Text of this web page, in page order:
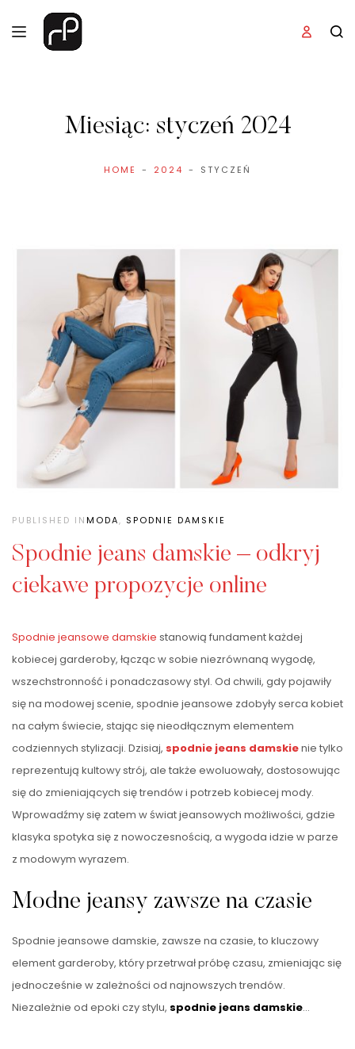
Miesiąc: styczeń 2024
HOME 2024 STYCZEŃ
PUBLISHED INMODA, SPODNIE DAMSKIE
Spodnie jeans damskie – odkryj
ciekawe propozycje online
Spodnie jeansowe damskie stanowią fundament każdej
kobiecej garderoby, łącząc w sobie niezrównaną wygodę,
wszechstronność i ponadczasowy styl. Od chwili, gdy pojawiły
się na modowej scenie, spodnie jeansowe zdobyły serca kobiet
na całym świecie, stając się nieodłącznym elementem
codziennych stylizacji. Dzisiaj, spodnie jeans damskienie tylko
reprezentują kultowy strój, ale także ewoluowały, dostosowując
się do zmieniających się trendów i potrzeb kobiecej mody.
Wprowadźmy się zatem w świat jeansowych możliwości, gdzie
klasyka spotyka się z nowoczesnością, a wygoda idzie w parze
z modowym wyrazem.
Modne jeansy zawsze na czasie
Spodnie jeansowe damskie, zawsze na czasie, to kluczowy
element garderoby, który przetrwał próbę czasu, zmieniając się
jednocześnie w zależności od najnowszych trendów.
Niezależnie od epoki czy stylu, spodnie jeans damskie…